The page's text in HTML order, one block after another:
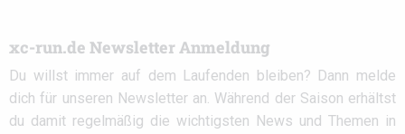
xc-run.de Newsletter Anmeldung
Du willst immer auf dem Laufenden bleiben? Dann melde
dich für unseren Newsletter an. Während der Saison erhältst
du damit regelmäßig die wichtigsten News und Themen in